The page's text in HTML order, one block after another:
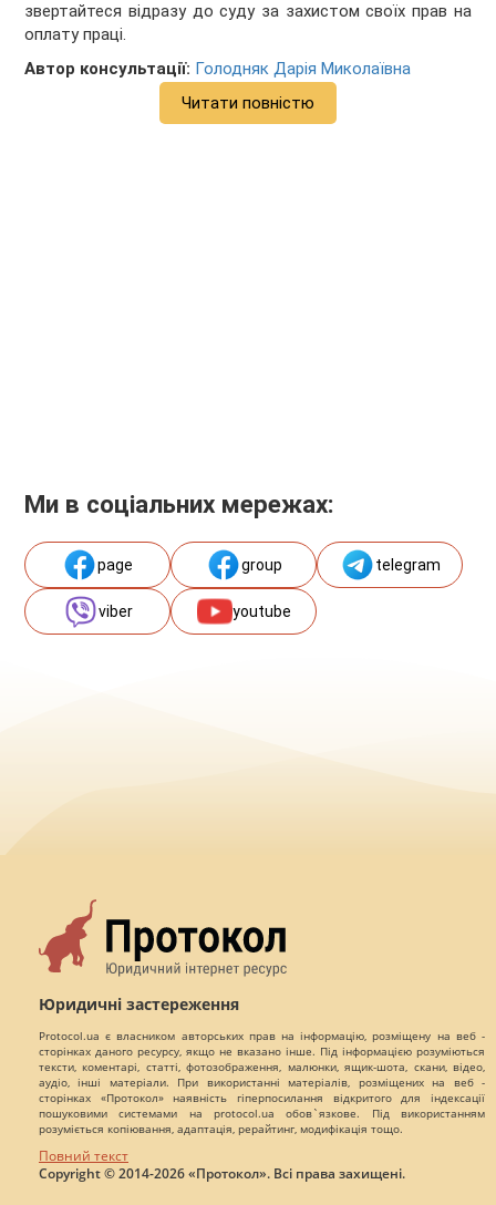
звертайтеся відразу до суду за захистом своїх прав на
оплату праці.
Автор консультації: Голодняк Дарія Миколаївна
Читати повністю
Ми в соціальних мережах:
page group telegram
viber youtube
Юридичні застереження
Protocol.ua є власником авторських прав на інформацію, розміщену на веб -
сторінках даного ресурсу, якщо не вказано інше. Під інформацією розуміються
тексти, коментарі, статті, фотозображення, малюнки, ящик-шота, скани, відео,
аудіо, інші матеріали. При використанні матеріалів, розміщених на веб -
сторінках «Протокол» наявність гіперпосилання відкритого для індексації
пошуковими системами на protocol.ua обов`язкове. Під використанням
розуміється копіювання, адаптація, рерайтинг, модифікація тощо.
Повний текст
Copyright © 2014-2026 «Протокол». Всі права захищені.